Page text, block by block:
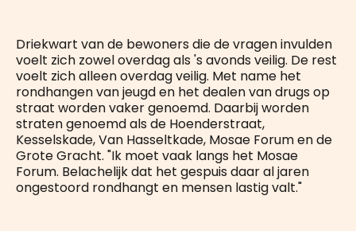
Driekwart van de bewoners die de vragen invulden
voelt zich zowel overdag als 's avonds veilig. De rest
voelt zich alleen overdag veilig. Met name het
rondhangen van jeugd en het dealen van drugs op
straat worden vaker genoemd. Daarbij worden
straten genoemd als de Hoenderstraat,
Kesselskade, Van Hasseltkade, Mosae Forum en de
Grote Gracht. "Ik moet vaak langs het Mosae
Forum. Belachelijk dat het gespuis daar al jaren
ongestoord rondhangt en mensen lastig valt."